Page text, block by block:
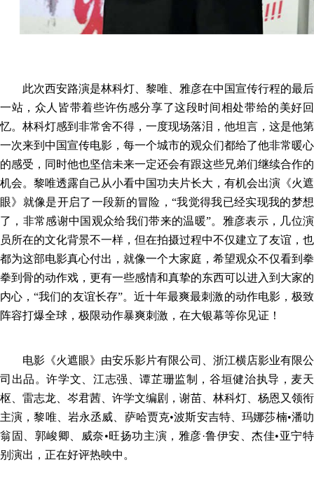
此次西安路演是林科灯、黎唯、雅彦在中国宣传行程的最后
一站，众人皆带着些许伤感分享了这段时间相处带给的美好回
忆。 林科灯感到非常舍不得， 一度现场落泪，他坦言，这是他第
一次来到中国宣传电影，每一个城市的观众们都给了他非常暖心
的感受， 同时他也坚信未来一定还会有跟这些兄弟们继续合作的
机会。 黎唯透露自己 从小看中国功夫片长大， 有机会出演《火遮
眼》就像是开启了一段新的冒险，“我觉得我已经实现我的梦想
了，非常感谢中国观众给我们带来的温暖”。雅彦表示 ， 几位演
员所在的文化背景不一样，但在拍摄过程中不仅建立了友谊， 也
都为这部电影真心付出，就像一个大家庭，希望观众不仅看到拳
拳到骨的动作戏，更有一些感情和真挚的东西可以进入到大家的
内心，“我们的友谊长存”。 近十年最爽最刺激的动作电影，极致
阵容打爆全球，极限动作暴爽刺激，在大银幕等你见证！
电影《火遮眼》由安乐影片有限公司、浙江横店影业有限公
司出品。许学文、江志强、谭芷珊监制，谷垣健治执导，麦天
枢、雷志龙、岑君茜、许学文编剧，谢苗、林科灯、杨恩又领衔
主演，黎唯、岩永丞威、萨哈贾克•波斯安吉特、玛娜莎楠•潘叻
翁固、郭峻卿、威奈•旺扬功主演，雅彦·鲁伊安、杰佳•亚宁特
别演出 ，正在好评热映中 。